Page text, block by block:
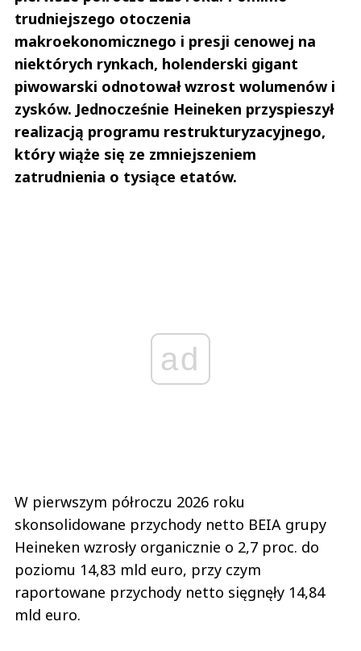
trudniejszego otoczenia
makroekonomicznego i presji cenowej na
niektórych rynkach, holenderski gigant
piwowarski odnotował wzrost wolumenów i
zysków. Jednocześnie Heineken przyspieszył
realizacją programu restrukturyzacyjnego,
który wiąże się ze zmniejszeniem
zatrudnienia o tysiące etatów.
ad
W pierwszym półroczu 2026 roku
skonsolidowane przychody netto BEIA grupy
Heineken wzrosły organicznie o 2,7 proc. do
poziomu 14,83 mld euro, przy czym
raportowane przychody netto sięgnęły 14,84
mld euro.